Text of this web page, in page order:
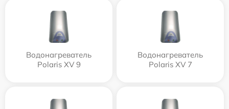
Водонагреватель
Polaris XV 9
Водонагреватель
Polaris XV 7